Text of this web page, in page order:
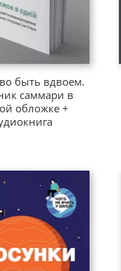
быть вдвоем.
саммари в
обложке +